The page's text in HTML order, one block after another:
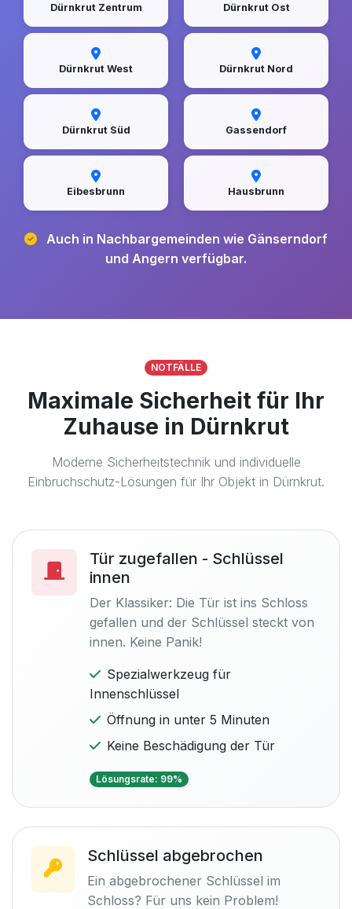
Dürnkrut Zentrum Dürnkrut Ost
Dürnkrut West Dürnkrut Nord
Dürnkrut Süd Gassendorf
Eibesbrunn Hausbrunn
Auch in Nachbargemeinden wie Gänserndorf
und Angern verfügbar.
NOTFÄLLE
Maximale Sicherheit für Ihr
Zuhause in Dürnkrut
Moderne Sicherheitstechnik und individuelle
Einbruchschutz-Lösungen für Ihr Objekt in Dürnkrut.
Tür zugefallen - Schlüssel
innen
Der Klassiker: Die Tür ist ins Schloss
gefallen und der Schlüssel steckt von
innen. Keine Panik!
Spezialwerkzeug für
Innenschlüssel
Öffnung in unter 5 Minuten
Keine Beschädigung der Tür
Lösungsrate: 99%
Schlüssel abgebrochen
Ein abgebrochener Schlüssel im
Schloss? Für uns kein Problem!